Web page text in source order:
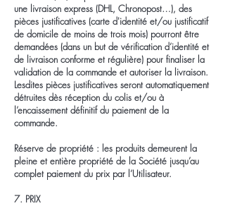
une livraison express (DHL, Chronopost…), des
pièces justificatives (carte d'identité et/ou justificatif
de domicile de moins de trois mois) pourront être
demandées (dans un but de vérification d’identité et
de livraison conforme et régulière) pour finaliser la
validation de la commande et autoriser la livraison.
Lesdites pièces justificatives seront automatiquement
détruites dès réception du colis et/ou à
l’encaissement définitif du paiement de la
commande.
Réserve de propriété : les produits demeurent la
pleine et entière propriété de la Société jusqu’au
complet paiement du prix par l’Utilisateur.
7. PRIX